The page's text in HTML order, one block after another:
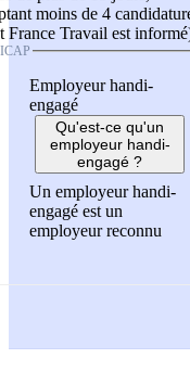
moins de 4
France Travail est
Employeur handi-
engagé
Qu'est-ce qu'un
employeur handi-
engagé ?
Un employeur handi-
engagé est un
employeur reconnu